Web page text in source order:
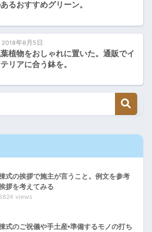
るおすすめグリーン。
2018年8月5日
植物をおしゃれに置いた。通販でイ
リアに合う鉢を。
棟式の挨拶で施主が言うこと。例文を参考
拶を考えてみる
views
棟式のご祝儀や手土産•準備するモノの打ち